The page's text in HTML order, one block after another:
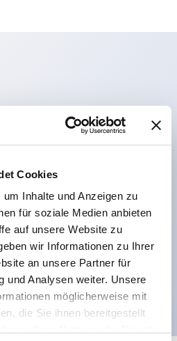
Cookies
Inhalte und Anzeigen zu
für soziale Medien anbieten
auf unsere Website zu
wir Informationen zu Ihrer
an unsere Partner für
und Analysen weiter. Unsere
möglicherweise mit
die Sie ihnen bereitgestellt
Stufen, ermöglicht eine 4-
(Gewährleistung der
11-stufiger Kontaktblock),
Kontaktblock).
möglich.
3. Generation: 2-Aktions-
Schutz, IP20-